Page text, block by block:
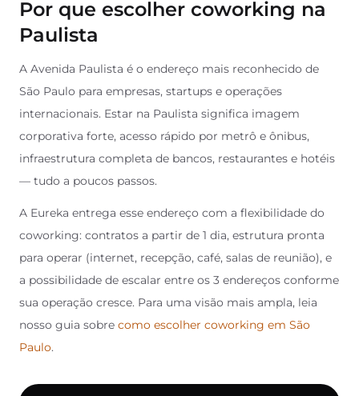
Por que escolher coworking na
Paulista
A Avenida Paulista é o endereço mais reconhecido de
São Paulo para empresas, startups e operações
internacionais. Estar na Paulista significa imagem
corporativa forte, acesso rápido por metrô e ônibus,
infraestrutura completa de bancos, restaurantes e hotéis
— tudo a poucos passos.
A Eureka entrega esse endereço com a flexibilidade do
coworking: contratos a partir de 1 dia, estrutura pronta
para operar (internet, recepção, café, salas de reunião), e
a possibilidade de escalar entre os 3 endereços conforme
sua operação cresce. Para uma visão mais ampla, leia
nosso guia sobre como escolher coworking em São
Paulo.